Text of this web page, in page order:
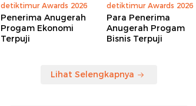
detiktimur Awards 2026
Penerima Anugerah
Progam Ekonomi
Terpuji
detiktimur Awards 2026
Para Penerima
Anugerah Progam
Bisnis Terpuji
Lihat Selengkapnya